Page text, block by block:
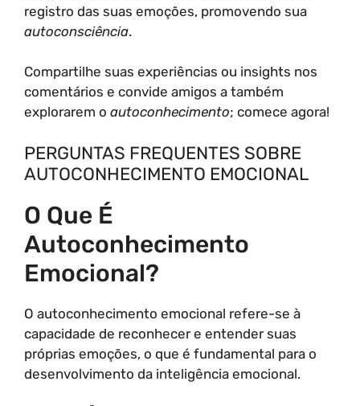
registro das suas emoções, promovendo sua
autoconsciência.
Compartilhe suas experiências ou insights nos
comentários e convide amigos a também
explorarem o autoconhecimento; comece agora!
PERGUNTAS FREQUENTES SOBRE
AUTOCONHECIMENTO EMOCIONAL
O Que É
Autoconhecimento
Emocional?
O autoconhecimento emocional refere-se à
capacidade de reconhecer e entender suas
próprias emoções, o que é fundamental para o
desenvolvimento da inteligência emocional.